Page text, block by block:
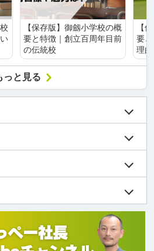
【保存版】御劔小学校の概
要と特徴｜創立百周年目前
の伝統校
【
要
理
っと見る